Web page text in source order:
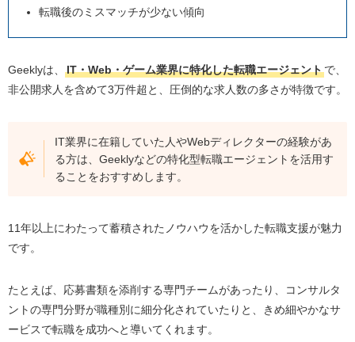
転職後のミスマッチが少ない傾向
Geeklyは、 IT・Web・ゲーム業界に特化した転職エージェントで、
非公開求人を含めて3万件超と、圧倒的な求人数の多さが特徴です。
IT業界に在籍していた人やWebディレクターの経験があ
る方は、Geeklyなどの特化型転職エージェントを活用す
ることをおすすめします。
11年以上にわたって蓄積されたノウハウを活かした転職支援が魅力
です。
たとえば、応募書類を添削する専門チームがあったり、コンサルタ
ントの専門分野が職種別に細分化されていたりと、きめ細やかなサ
ービスで転職を成功へと導いてくれます。